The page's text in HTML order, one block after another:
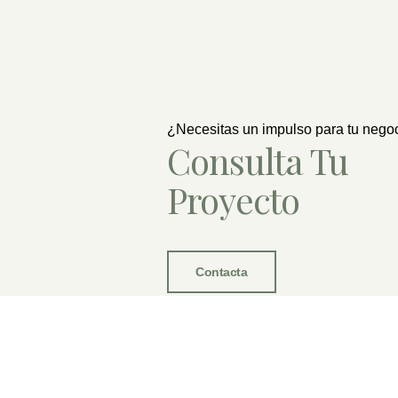
¿Necesitas un impulso para tu
Consulta Tu
Proyecto
Contacta